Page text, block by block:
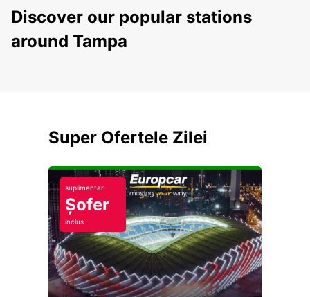
Discover our popular stations
around Tampa
Super Ofertele Zilei
suplimentar
Șofer
inclus